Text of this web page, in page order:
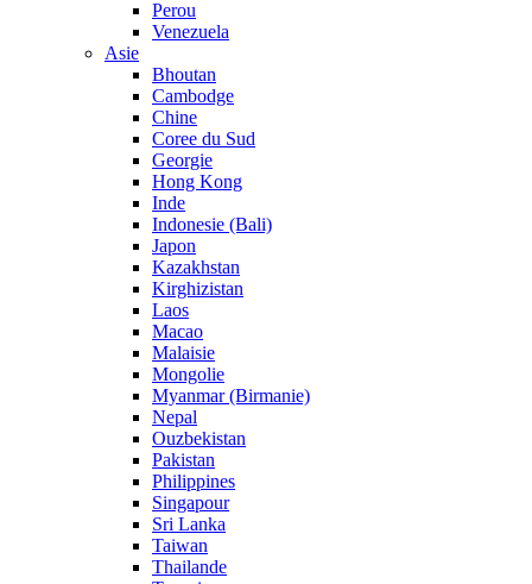
Perou
Venezuela
Asie
Bhoutan
Cambodge
Chine
Coree du Sud
Georgie
Hong Kong
Inde
Indonesie (Bali)
Japon
Kazakhstan
Kirghizistan
Laos
Macao
Malaisie
Mongolie
Myanmar (Birmanie)
Nepal
Ouzbekistan
Pakistan
Philippines
Singapour
Sri Lanka
Taiwan
Thailande